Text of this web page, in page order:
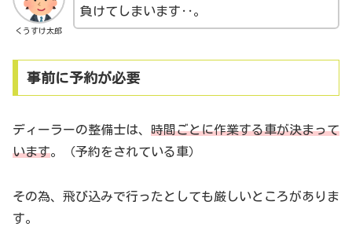
くうすけ太郎
負けてしまいます‥。
事前に予約が必要
ディーラーの整備士は、 時間ごとに作業する車が決まって
います。（予約をされている車）
その為、飛び込みで行ったとしても厳しいところがありま
す。